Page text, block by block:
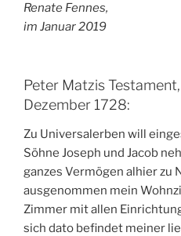
Renate Fennes,
im Januar 2019
Peter Matzis
Dezember 1728:
Zu Universalerben will
Söhne Joseph und Jacob
ganzes Vermögen alhier zu
ausgenommen mein
Zimmer mit allen
sich dato befindet meiner